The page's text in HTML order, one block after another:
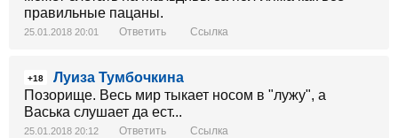
правильные пацаны.
25.01.2018 20:01 Ответить Ссылка
+18
Луиза Тумбочкина
Позорище. Весь мир тыкает носом в "лужу", а
Васька слушает да ест...
25.01.2018 20:12 Ответить Ссылка